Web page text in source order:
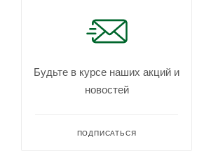
Будьте в курсе наших акций и
новостей
ПОДПИСАТЬСЯ